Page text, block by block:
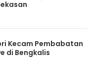
Kecam Pembabatan
di Bengkalis